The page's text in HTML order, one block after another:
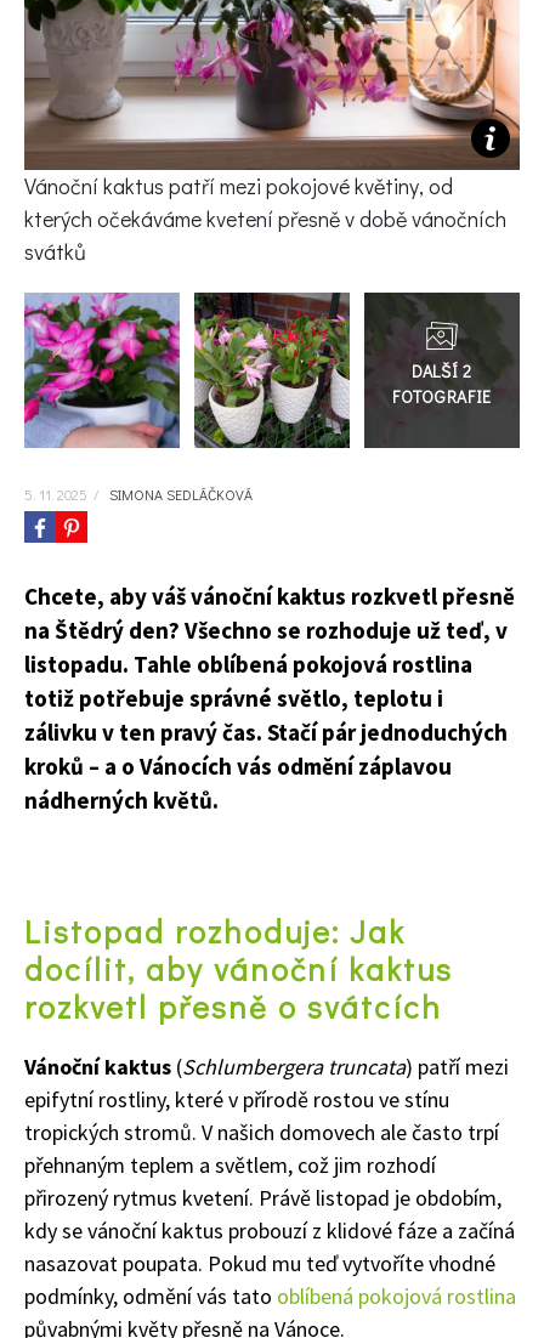
KVÍZY A TESTY
Vánoční kaktus patří mezi pokojové květiny, od
kterých očekáváme kvetení přesně v době vánočních
svátků
do
galerie
5. 11. 2025 / SIMONA SEDLÁČKOVÁ
Chcete, aby váš vánoční kaktus rozkvetl přesně
na Štědrý den? Všechno se rozhoduje už teď, v
listopadu. Tahle oblíbená pokojová rostlina
totiž potřebuje správné světlo, teplotu i
zálivku v ten pravý čas. Stačí pár jednoduchých
kroků – a o Vánocích vás odmění záplavou
nádherných květů.
Listopad rozhoduje: Jak
docílit, aby vánoční kaktus
rozkvetl přesně o svátcích
Vánoční kaktus (Schlumbergera truncata) patří mezi
epifytní rostliny, které v přírodě rostou ve stínu
tropických stromů. V našich domovech ale často trpí
přehnaným teplem a světlem, což jim rozhodí
přirozený rytmus kvetení. Právě listopad je obdobím,
kdy se vánoční kaktus probouzí z klidové fáze a začíná
nasazovat poupata. Pokud mu teď vytvoříte vhodné
podmínky, odmění vás tato oblíbená pokojová rostlina
půvabnými květy přesně na Vánoce.